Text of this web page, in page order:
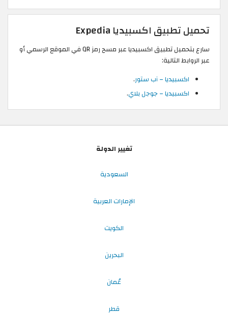
تحميل تطبيق اكسبيديا Expedia
سارع بتحميل تطبيق اكسبيديا عبر مسح رمز QR في الموقع الرسمي أو
عبر الروابط التالية:
اكسبيديا – آب ستور.
اكسبيديا – جوجل بلاي.
تغيير الدولة
السعودية
الإمارات العربية
الكويت
البحرين
عُمان
قطر